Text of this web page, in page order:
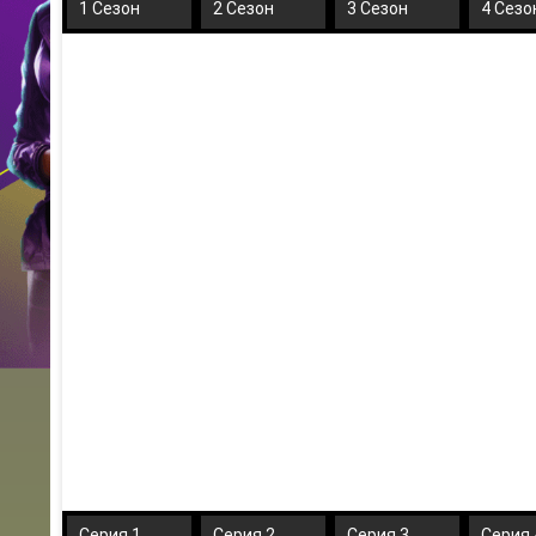
1 Сезон 2 Сезон 3 Сезон 4